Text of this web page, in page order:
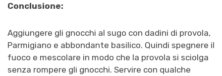
Conclusione:
Aggiungere gli gnocchi al sugo con dadini di provola,
Parmigiano e abbondante basilico. Quindi spegnere il
fuoco e mescolare in modo che la provola si sciolga
senza rompere gli gnocchi. Servire con qualche